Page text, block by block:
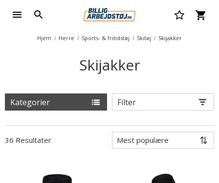
Hjem Herre Sports- & fritidstøj Skitøj Skijakker
Skijakker
Kategorier Filter
36 Resultater